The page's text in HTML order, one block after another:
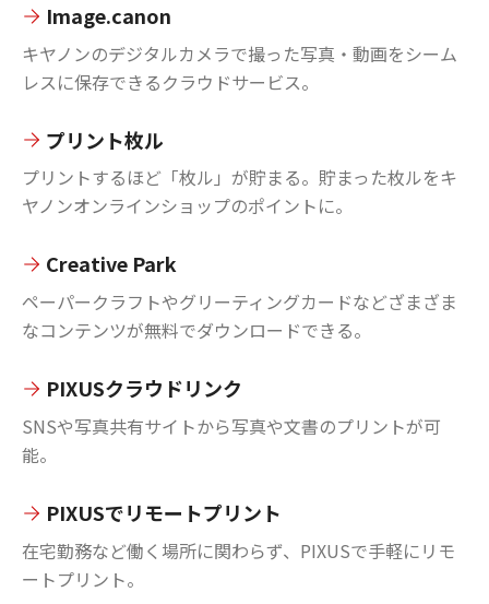
Image.canon
キヤノンのデジタルカメラで撮った写真・動画をシーム
レスに保存できるクラウドサービス。
プリント枚ル
プリントするほど「枚ル」が貯まる。貯まった枚ルをキ
ヤノンオンラインショップのポイントに。
Creative Park
ペーパークラフトやグリーティングカードなどざまざま
なコンテンツが無料でダウンロードできる。
PIXUSクラウドリンク
SNSや写真共有サイトから写真や文書のプリントが可
能。
PIXUSでリモートプリント
在宅勤務など働く場所に関わらず、PIXUSで手軽にリモ
ートプリント。